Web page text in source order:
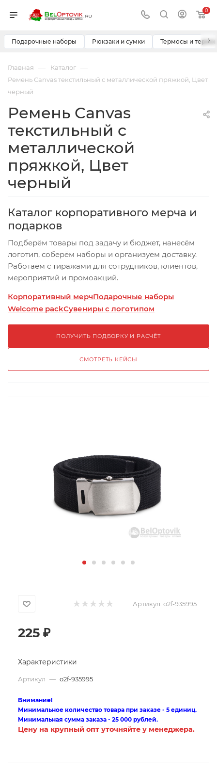
0
Подарочные наборы Рюкзаки и сумки Термосы и ›
Главная — Каталог —
Ремень Canvas текстильный с металлической пряжкой, Цвет
черный
Ремень Canvas
текстильный с
металлической
пряжкой, Цвет
черный
Каталог корпоративного мерча и
подарков
Подберём товары под задачу и бюджет, нанесём
логотип, соберём наборы и организуем доставку.
Работаем с тиражами для сотрудников, клиентов,
мероприятий и промоакций.
Корпоративный мерчПодарочные наборы
Welcome packСувениры с логотипом
ПОЛУЧИТЬ ПОДБОРКУ И РАСЧЁТ
СМОТРЕТЬ КЕЙСЫ
Артикул: o2f-935995
225 ₽
Характеристики
Артикул — o2f-935995
Внимание!
Минимальное количество товара при заказе - 5 единиц.
Минимальная сумма заказа - 25 000 рублей.
Цену на крупный опт уточняйте у менеджера.